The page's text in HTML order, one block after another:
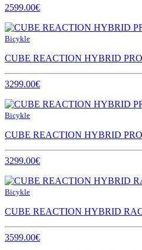
2599.00€
Bicykle
CUBE REACTION HYBRID
3299.00€
Bicykle
CUBE REACTION HYBRID
3299.00€
Bicykle
CUBE REACTION HYBRID
3599.00€